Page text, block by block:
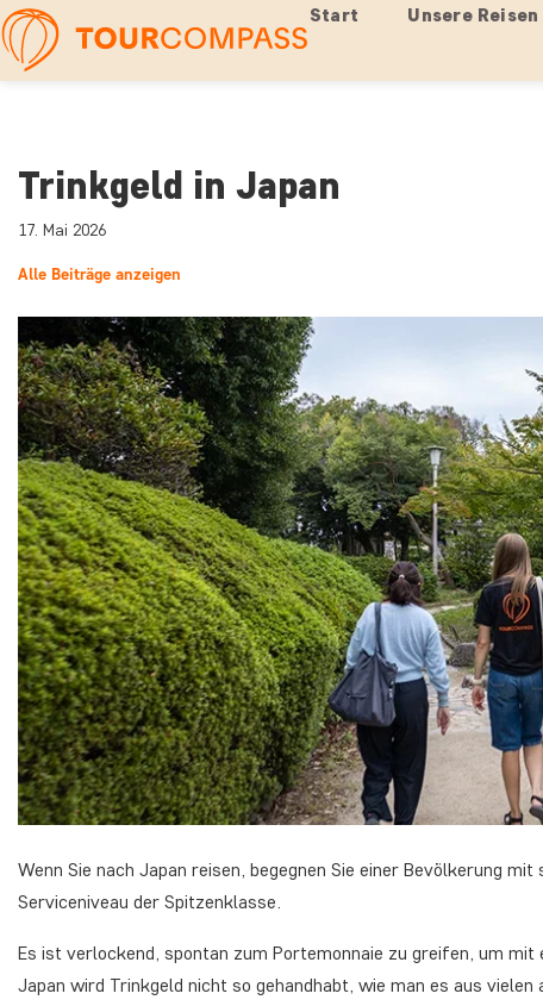
Start Unsere Reisen
Trinkgeld in Japan
17. Mai 2026
Alle Beiträge anzeigen
Wenn Sie nach Japan reisen, begegnen Sie einer Bevölkerung
Serviceniveau der Spitzenklasse.
Es ist verlockend, spontan zum Portemonnaie zu greifen, um mit
Japan wird Trinkgeld nicht so gehandhabt, wie man es aus vielen